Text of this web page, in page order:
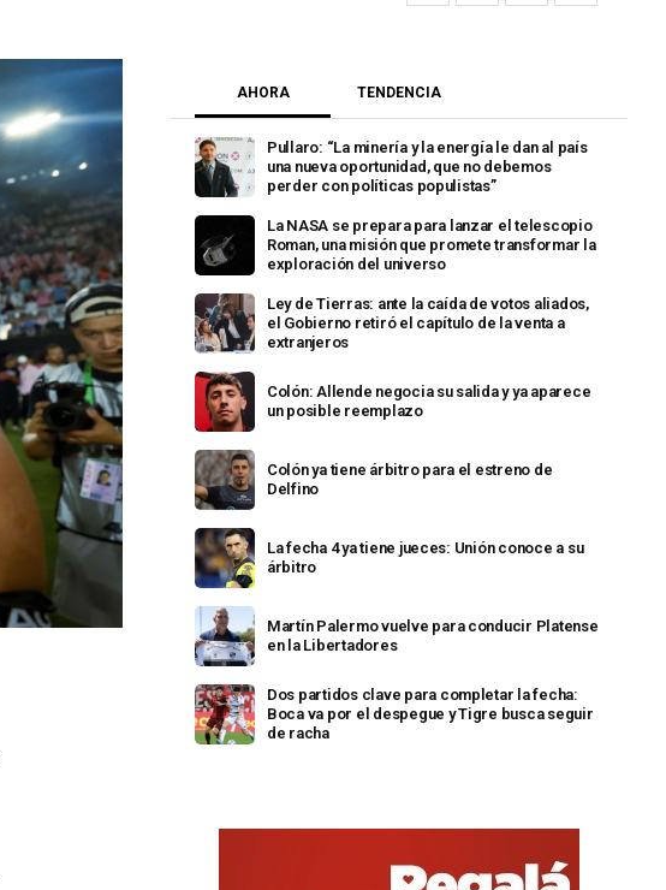
AHORA TENDENCIA
Pullaro: “La minería y la energía le dan al país
una nueva oportunidad, que no debemos
perder con políticas populistas”
La NASA se prepara para lanzar el telescopio
Roman, una misión que promete transformar la
exploración del universo
Ley de Tierras: ante la caída de votos aliados,
el Gobierno retiró el capítulo de la venta a
extranjeros
Colón: Allende negocia su salida y ya aparece
un posible reemplazo
Colón ya tiene árbitro para el estreno de
Delfino
La fecha 4 ya tiene jueces: Unión conoce a su
árbitro
Martín Palermo vuelve para conducir Platense
en la Libertadores
Dos partidos clave para completar la fecha:
Boca va por el despegue y Tigre busca seguir
de racha